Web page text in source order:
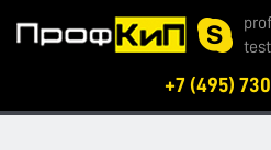
test
+7 (495)